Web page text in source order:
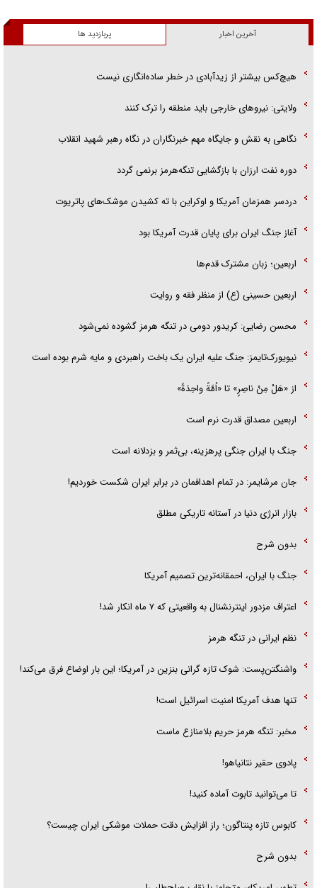
آخرین اخبار پربازدید ها
هیچ‌کس بیشتر از زیدآبادی در خطر ساده‌انگاری نیست
ولایتی: نیرو‌های خارجی باید منطقه را ترک کنند
نگاهی به نقش و جایگاه مهم خبرنگاران در نگاه رهبر شهید انقلاب
دوره نفت ارزان با بازگشایی تنگه‌هرمز برنمی گردد
دردسر همزمان آمریکا و اوکراین با ته کشیدن موشک‌های پاتریوت
آغاز جنگ ایران برای پایان قدرت آمریکا بود
اربعین؛ زبان مشترک قدم‌ها
اربعین حسینی (ع) از منظر فقه و روایت
محسن رضایی: کریدور دومی در تنگه هرمز گشوده نمی‌شود
نیویورک‌تایمز: جنگ علیه ایران یک باخت راهبردی و مایه شرم بوده است
از «هَلْ مِنْ ناصِرٍ» تا «اُمَّةً واحِدَةً»
اربعین مصداق قدرت نرم است
جنگ با ایران جنگی پرهزینه، بی‌ثمر و بزدلانه است
جان مرشایمر: در تمام اهدافمان در برابر ایران شکست خوردیم!
بازار انرژی دنیا در آستانه تاریکی مطلق
بدون شرح
جنگ با ایران، احمقانه‌ترین تصمیم آمریکا
اعتراف مزدور اینترنشنال به واقعیتی که ۷ ماه انکار شد!
نظم ایرانی در تنگه هرمز
واشنگتن‌پست: شوک تازه گرانی بنزین در آمریکا؛ این بار اوضاع فرق می‌کند!
تنها هدف آمریکا امنیت اسرائیل است!
مخبر: تنگه هرمز حریم بلامنازع ماست
پادوی حقیر نتانیاهو!
تا می‌توانید تابوت آماده کنید!
کابوس تازه پنتاگون؛ راز افزایش دقت حملات موشکی ایران چیست؟
بدون شرح